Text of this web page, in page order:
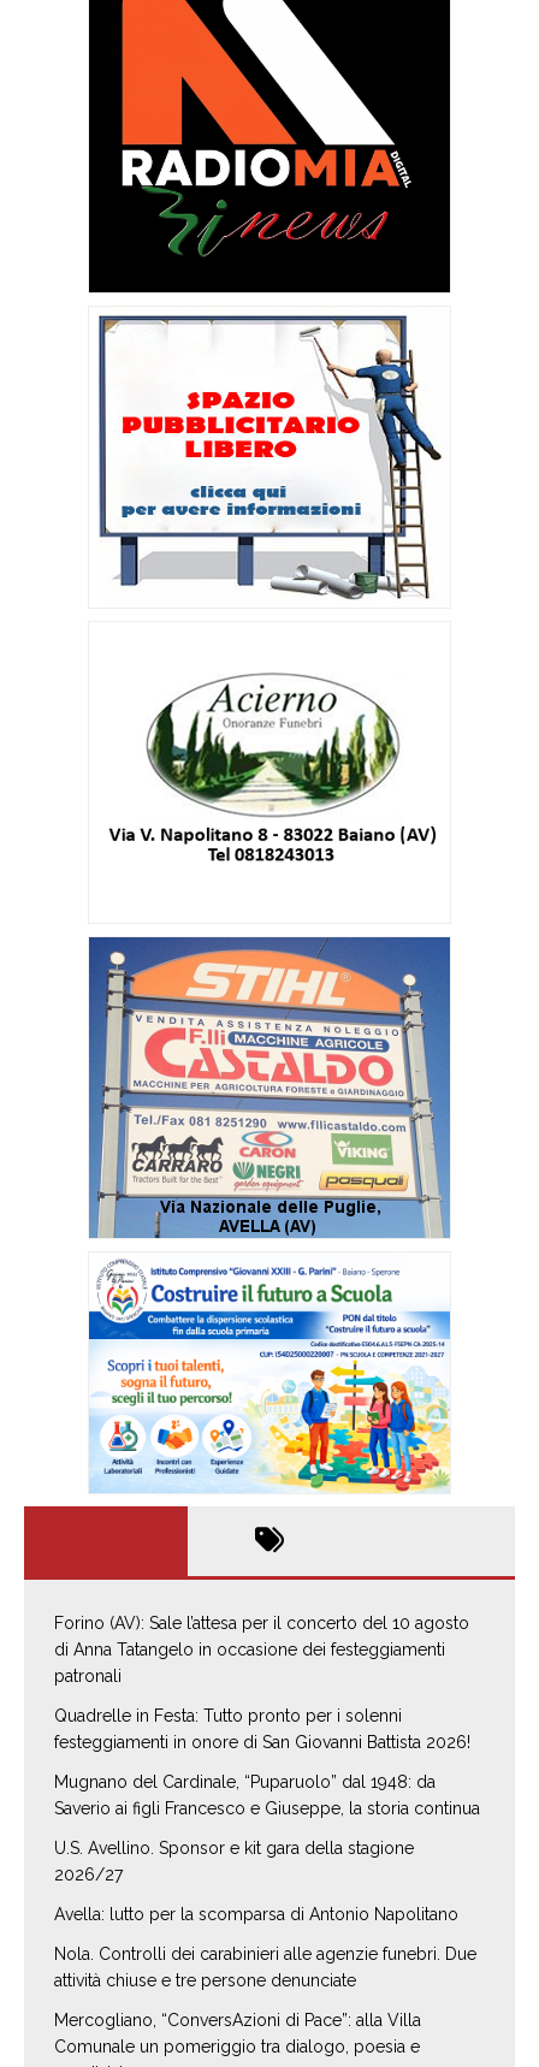
Forino (AV): Sale l’attesa per il concerto del 10 agosto
di Anna Tatangelo in occasione dei festeggiamenti
patronali
Quadrelle in Festa: Tutto pronto per i solenni
festeggiamenti in onore di San Giovanni Battista 2026!
Mugnano del Cardinale, “Puparuolo” dal 1948: da
Saverio ai figli Francesco e Giuseppe, la storia continua
U.S. Avellino. Sponsor e kit gara della stagione
2026/27
Avella: lutto per la scomparsa di Antonio Napolitano
Nola. Controlli dei carabinieri alle agenzie funebri. Due
attività chiuse e tre persone denunciate
Mercogliano, “ConversAzioni di Pace”: alla Villa
Comunale un pomeriggio tra dialogo, poesia e